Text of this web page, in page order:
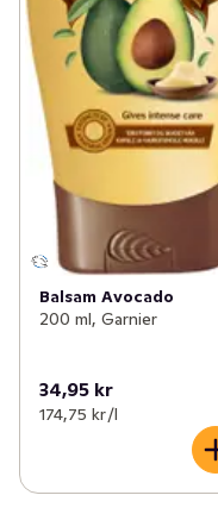
Balsam Avocado
200 ml, Garnier
34,95 kr
174,75 kr /l